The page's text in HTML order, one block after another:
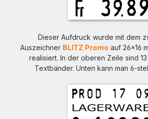
Dieser Aufdruck wurde mit dem
Auszeichner BLITZ Promo auf 26x16
realisiert. In der oberen Zeile sind
Textbänder. Unten kann man 6-